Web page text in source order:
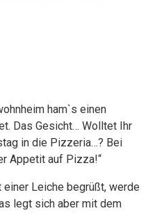
ham`s einen
Das Gesicht… Wolltet Ihr
in die Pizzeria…? Bei
Appetit auf Pizza!“
einer Leiche begrüßt, werde
legt sich aber mit dem